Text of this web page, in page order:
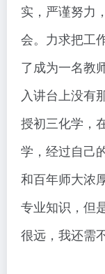
实，严谨努力
会。力求把工
了成为一名教
入讲台上没有
授初三化学，
学，经过自己
和百年师大浓
专业知识，但
很远，我还需